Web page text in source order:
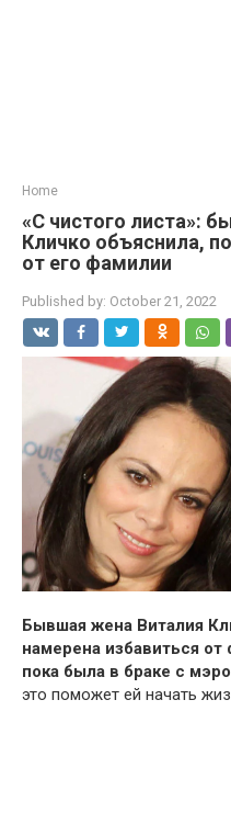
Home
«С чистого листа»:
Кличко объяснила,
от его фамилии
Published by: October 21, 2022
Бывшая жена Виталия
намерена избавиться
пока была в браке с
это поможет ей начать